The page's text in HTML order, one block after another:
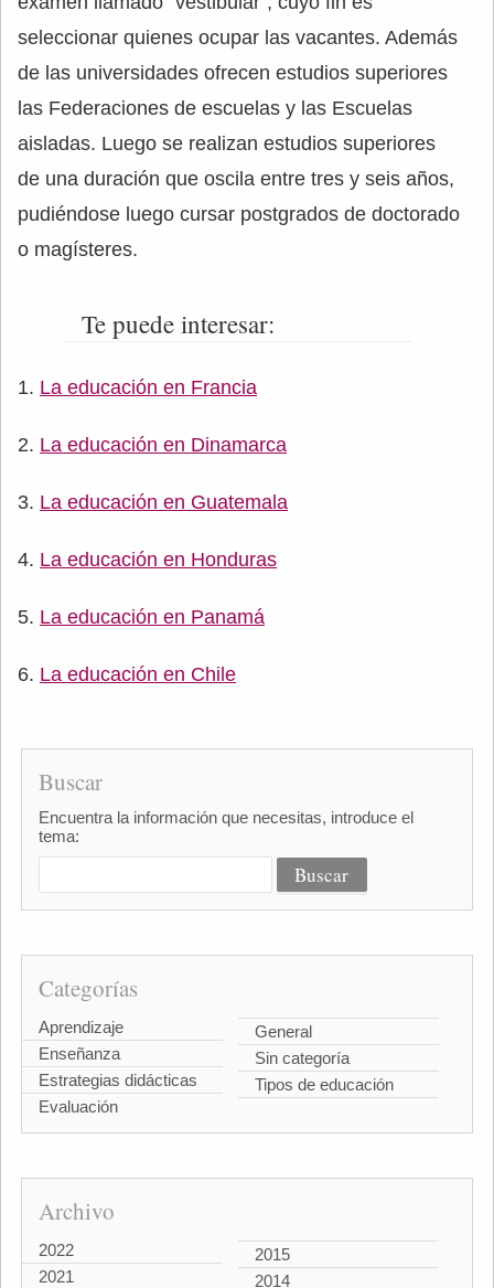
seleccionar quienes ocupar las vacantes. Además
de las universidades ofrecen estudios superiores
las Federaciones de escuelas y las Escuelas
aisladas. Luego se realizan estudios superiores
de una duración que oscila entre tres y seis años,
pudiéndose luego cursar postgrados de doctorado
o magísteres.
Te puede interesar:
La educación en Francia
La educación en Dinamarca
La educación en Guatemala
La educación en Honduras
La educación en Panamá
La educación en Chile
Buscar
Encuentra la información que necesitas, introduce el
tema:
Categorías
Aprendizaje
Enseñanza
Estrategias didácticas
Evaluación
General
Sin categoría
Tipos de educación
Archivo
2022
2021
2015
2014